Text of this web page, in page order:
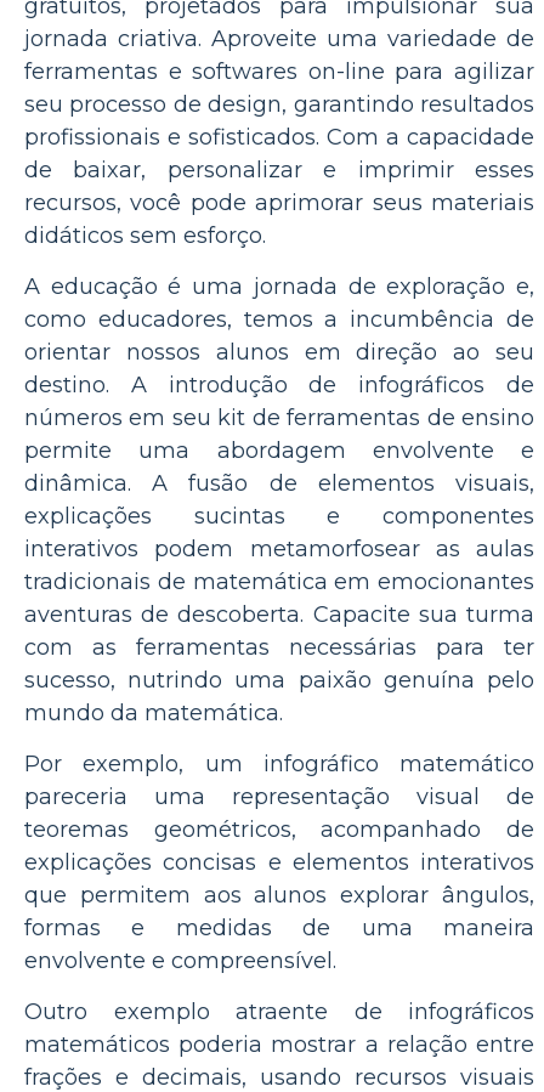
gratuitos, projetados para impulsionar sua
jornada criativa. Aproveite uma variedade de
ferramentas e softwares on-line para agilizar
seu processo de design, garantindo resultados
profissionais e sofisticados. Com a capacidade
de baixar, personalizar e imprimir esses
recursos, você pode aprimorar seus materiais
didáticos sem esforço.
A educação é uma jornada de exploração e,
como educadores, temos a incumbência de
orientar nossos alunos em direção ao seu
destino. A introdução de infográficos de
números em seu kit de ferramentas de ensino
permite uma abordagem envolvente e
dinâmica. A fusão de elementos visuais,
explicações sucintas e componentes
interativos podem metamorfosear as aulas
tradicionais de matemática em emocionantes
aventuras de descoberta. Capacite sua turma
com as ferramentas necessárias para ter
sucesso, nutrindo uma paixão genuína pelo
mundo da matemática.
Por exemplo, um infográfico matemático
pareceria uma representação visual de
teoremas geométricos, acompanhado de
explicações concisas e elementos interativos
que permitem aos alunos explorar ângulos,
formas e medidas de uma maneira
envolvente e compreensível.
Outro exemplo atraente de infográficos
matemáticos poderia mostrar a relação entre
frações e decimais, usando recursos visuais